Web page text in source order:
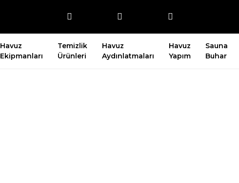
Havuz
Ekipmanları
Temizlik
Ürünleri
Havuz
Aydınlatmaları
Havuz
Yapım
Sauna
Buhar